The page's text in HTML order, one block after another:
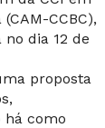
CCBC),
dia 12 de
proposta
há como